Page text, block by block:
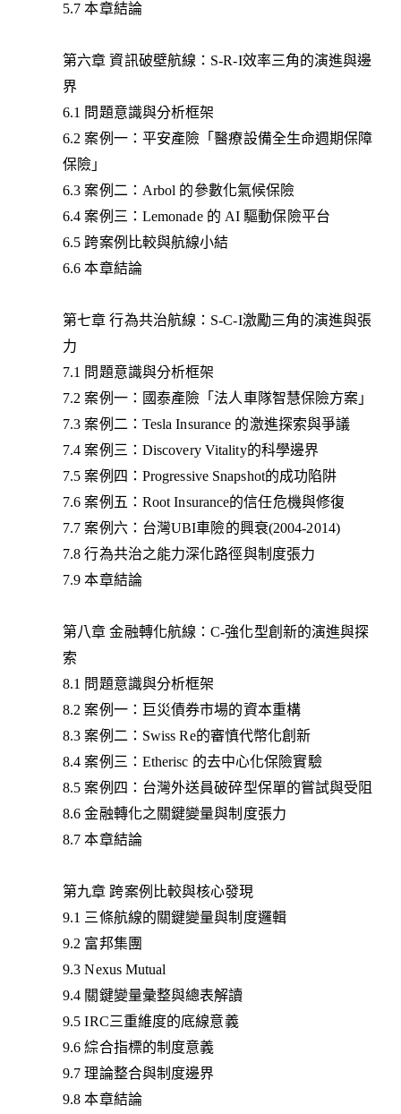
5.7 本章結論
第六章 資訊破壁航線：S-R-I效率三角的演進與邊
界
6.1 問題意識與分析框架
6.2 案例一：平安產險「醫療設備全生命週期保障
保險」
6.3 案例二：Arbol 的參數化氣候保險
6.4 案例三：Lemonade 的 AI 驅動保險平台
6.5 跨案例比較與航線小結
6.6 本章結論
第七章 行為共治航線：S-C-I激勵三角的演進與張
力
7.1 問題意識與分析框架
7.2 案例一：國泰產險「法人車隊智慧保險方案」
7.3 案例二：Tesla Insurance 的激進探索與爭議
7.4 案例三：Discovery Vitality的科學邊界
7.5 案例四：Progressive Snapshot的成功陷阱
7.6 案例五：Root Insurance的信任危機與修復
7.7 案例六：台灣UBI車險的興衰(2004-2014)
7.8 行為共治之能力深化路徑與制度張力
7.9 本章結論
第八章 金融轉化航線：C-強化型創新的演進與探
索
8.1 問題意識與分析框架
8.2 案例一：巨災債券市場的資本重構
8.3 案例二：Swiss Re的審慎代幣化創新
8.4 案例三：Etherisc 的去中心化保險實驗
8.5 案例四：台灣外送員破碎型保單的嘗試與受阻
8.6 金融轉化之關鍵變量與制度張力
8.7 本章結論
第九章 跨案例比較與核心發現
9.1 三條航線的關鍵變量與制度邏輯
9.2 富邦集團
9.3 Nexus Mutual
9.4 關鍵變量彙整與總表解讀
9.5 IRC三重維度的底線意義
9.6 綜合指標的制度意義
9.7 理論整合與制度邊界
9.8 本章結論